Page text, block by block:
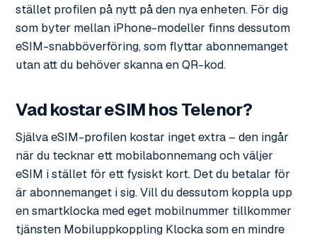
stället profilen på nytt på den nya enheten. För dig
som byter mellan iPhone-modeller finns dessutom
eSIM-snabböverföring, som flyttar abonnemanget
utan att du behöver skanna en QR-kod.
Vad kostar eSIM hos Telenor?
Själva eSIM-profilen kostar inget extra – den ingår
när du tecknar ett mobilabonnemang och väljer
eSIM i stället för ett fysiskt kort. Det du betalar för
är abonnemanget i sig. Vill du dessutom koppla upp
en smartklocka med eget mobilnummer tillkommer
tjänsten Mobiluppkoppling Klocka som en mindre